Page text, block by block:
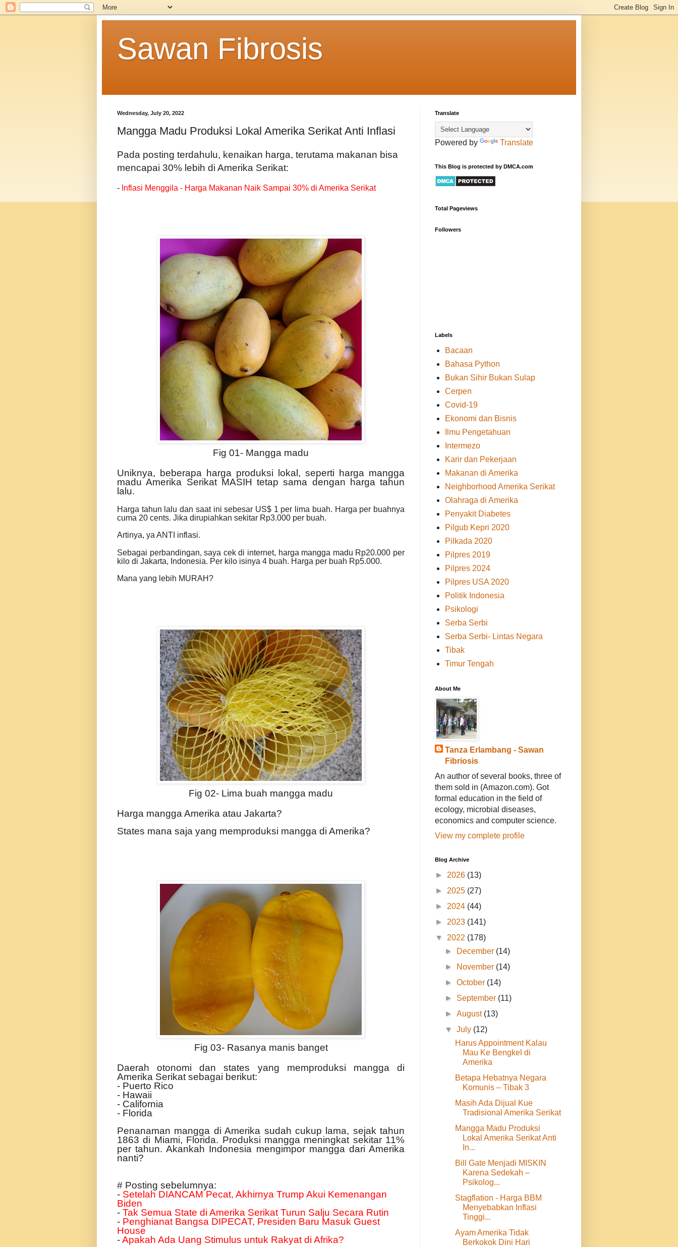
Sawan Fibrosis
Wednesday, July 20, 2022
Mangga Madu Produksi Lokal Amerika Serikat Anti Inflasi
Pada posting terdahulu, kenaikan harga, terutama makanan bisa
mencapai 30% lebih di Amerika Serikat:
- Inflasi Menggila - Harga Makanan Naik Sampai 30% di Amerika Serikat
Fig 01- Mangga madu
Uniknya, beberapa harga produksi lokal, seperti harga mangga
madu Amerika Serikat MASIH tetap sama dengan harga tahun
lalu.
Harga tahun lalu dan saat ini sebesar US$ 1 per lima buah. Harga per buahnya
cuma 20 cents. Jika dirupiahkan sekitar Rp3.000 per buah.
Artinya, ya ANTI inflasi.
Sebagai perbandingan, saya cek di internet, harga mangga madu Rp20.000 per
kilo di Jakarta, Indonesia. Per kilo isinya 4 buah. Harga per buah Rp5.000.
Mana yang lebih MURAH?
Fig 02- Lima buah mangga madu
Harga mangga Amerika atau Jakarta?
States mana saja yang memproduksi mangga di Amerika?
Fig 03- Rasanya manis banget
Daerah otonomi dan states yang memproduksi mangga di
Amerika Serikat sebagai berikut:
- Puerto Rico
- Hawaii
- California
- Florida
Penanaman mangga di Amerika sudah cukup lama, sejak tahun
1863 di Miami, Florida. Produksi mangga meningkat sekitar 11%
per tahun. Akankah Indonesia mengimpor mangga dari Amerika
nanti?
# Posting sebelumnya:
- Setelah DIANCAM Pecat, Akhirnya Trump Akui Kemenangan
Biden
- Tak Semua State di Amerika Serikat Turun Salju Secara Rutin
- Penghianat Bangsa DIPECAT, Presiden Baru Masuk Guest
House
-Apakah Ada Uang Stimulus untuk Rakyat di Afrika?
Translate
Powered by Translate
This Blog is protected by DMCA.com
Total Pageviews
Followers
Labels
Bacaan
Bahasa Python
Bukan Sihir Bukan Sulap
Cerpen
Covid-19
Ekonomi dan Bisnis
Ilmu Pengetahuan
Intermezo
Karir dan Pekerjaan
Makanan di Amerika
Neighborhood Amerika Serikat
Olahraga di Amerika
Penyakit Diabetes
Pilgub Kepri 2020
Pilkada 2020
Pilpres 2019
Pilpres 2024
Pilpres USA 2020
Politik Indonesia
Psikologi
Serba Serbi
Serba Serbi- Lintas Negara
Tibak
Timur Tengah
About Me
Tanza Erlambang - Sawan
Fibriosis
An author of several books, three of
them sold in (Amazon.com). Got
formal education in the field of
ecology, microbial diseases,
economics and computer science.
View my complete profile
Blog Archive
► 2026 (13)
► 2025 (27)
► 2024 (44)
► 2023 (141)
▼ 2022 (178)
►
December (14)
►
November (14)
►October (14)
► September (11)
►August (13)
▼July (12)
Harus Appointment Kalau
Mau Ke Bengkel di
Amerika
Betapa Hebatnya Negara
Komunis – Tibak 3
Masih Ada Dijual Kue
Tradisional Amerika Serikat
Mangga Madu Produksi
Lokal Amerika Serikat Anti
In...
Bill Gate Menjadi MISKIN
Karena Sedekah –
Psikolog...
Stagflation - Harga BBM
Menyebabkan Inflasi
Tinggi...
Ayam Amerika Tidak
Berkokok Dini Hari